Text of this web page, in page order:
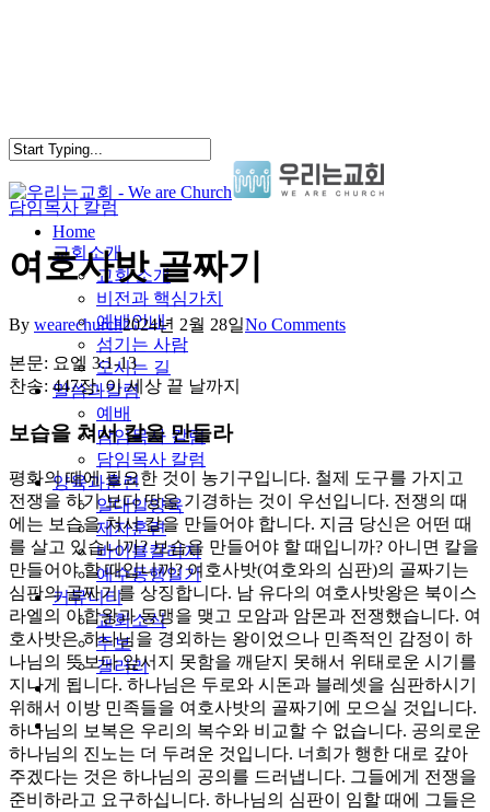
search
Menu
Home
교회소개
교회 소개
비전과 핵심가치
예배안내
섬기는 사람
오시는 길
말씀과칼럼
예배
담임목사 칼럼
담임목사 칼럼
양육과훈련
일대일양육
제자훈련
바이블칼리지
예수동행일기
커뮤니티
교회소식
주보
갤러리
youtube
soundcloud
search
담임목사 칼럼
여호사밧 골짜기
By wearechurch2024년 2월 28일No Comments
본문: 요엘 3:1-13
찬송: 447장. 이 세상 끝 날까지
보습을 쳐서 칼을 만들라
평화의 때에 필요한 것이 농기구입니다. 철제 도구를 가지고
전쟁을 하기 보다 땅을 기경하는 것이 우선입니다. 전쟁의 때
에는 보습을 쳐서 칼을 만들어야 합니다. 지금 당신은 어떤 때
를 살고 있습니까? 보습을 만들어야 할 때입니까? 아니면 칼을
만들어야 할 때입니까? 여호사밧(여호와의 심판)의 골짜기는
심판의 골짜기를 상징합니다. 남 유다의 여호사밧왕은 북이스
라엘의 아합왕과 동맹을 맺고 모암과 암몬과 전쟁했습니다. 여
호사밧은 하나님을 경외하는 왕이었으나 민족적인 감정이 하
나님의 뜻보다 앞서지 못함을 깨닫지 못해서 위태로운 시기를
지나게 됩니다. 하나님은 두로와 시돈과 블레셋을 심판하시기
위해서 이방 민족들을 여호사밧의 골짜기에 모으실 것입니다.
하나님의 보복은 우리의 복수와 비교할 수 없습니다. 공의로운
하나님의 진노는 더 두려운 것입니다. 너희가 행한 대로 갚아
주겠다는 것은 하나님의 공의를 드러냅니다. 그들에게 전쟁을
준비하라고 요구하십니다. 하나님의 심판이 임할 때에 그들은